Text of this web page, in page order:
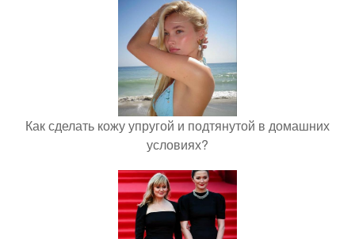
Как сделать кожу упругой и подтянутой в домашних
условиях?